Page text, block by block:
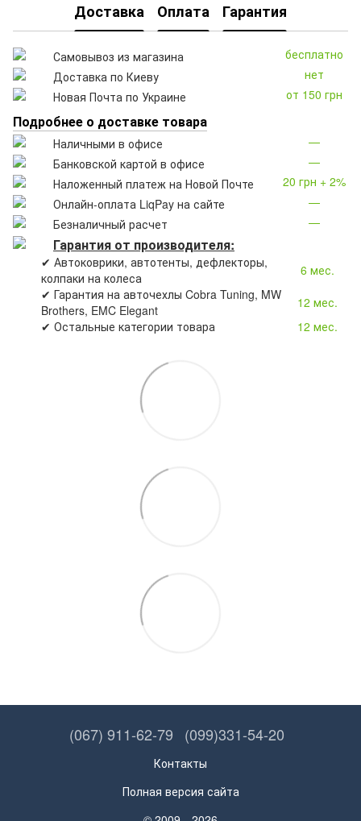
Доставка Оплата Гарантия
Самовывоз из магазина
бесплатно
Доставка по Киеву
нет
Новая Почта по Украине
от 150 грн
Подробнее о доставке товара
Наличными в офисе
—
Банковской картой в офисе
—
Наложенный платеж на Новой Почте
20 грн + 2%
Онлайн-оплата LiqPay на сайте
—
Безналичный расчет
—
Гарантия от производителя:
✔ Автоковрики, автотенты, дефлекторы,
колпаки на колеса
6 мес.
✔ Гарантия на авточехлы Cobra Tuning, MW
Brothers, EMC Elegant
12 мес.
✔ Остальные категории товара
12 мес.
(067) 911-62-79 (099)331-54-20
Контакты
Полная версия сайта